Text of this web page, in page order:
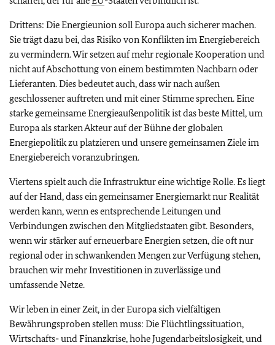
Drittens: Die Energieunion soll Europa auch sicherer machen.
Sie trägt dazu bei, das Risiko von Konflikten im Energiebereich
zu vermindern. Wir setzen auf mehr regionale Kooperation und
nicht auf Abschottung von einem bestimmten Nachbarn oder
Lieferanten. Dies bedeutet auch, dass wir nach außen
geschlossener auftreten und mit einer Stimme sprechen. Eine
starke gemeinsame Energieaußenpolitik ist das beste Mittel, um
Europa als starken Akteur auf der Bühne der globalen
Energiepolitik zu platzieren und unsere gemeinsamen Ziele im
Energiebereich voranzubringen.
Viertens spielt auch die Infrastruktur eine wichtige Rolle. Es liegt
auf der Hand, dass ein gemeinsamer Energiemarkt nur Realität
werden kann, wenn es entsprechende Leitungen und
Verbindungen zwischen den Mitgliedstaaten gibt. Besonders,
wenn wir stärker auf erneuerbare Energien setzen, die oft nur
regional oder in schwankenden Mengen zur Verfügung stehen,
brauchen wir mehr Investitionen in zuverlässige und
umfassende Netze.
Wir leben in einer Zeit, in der Europa sich vielfältigen
Bewährungsproben stellen muss: Die Flüchtlingssituation,
Wirtschafts- und Finanzkrise, hohe Jugendarbeitslosigkeit, und